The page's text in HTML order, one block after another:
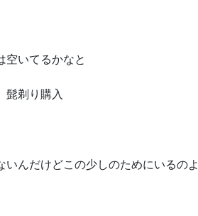
空いてるかなと
剃り購入
いんだけどこの少しのためにいるのよ